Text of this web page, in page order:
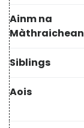
Ainm na
Màthraichean
Siblings
Aois